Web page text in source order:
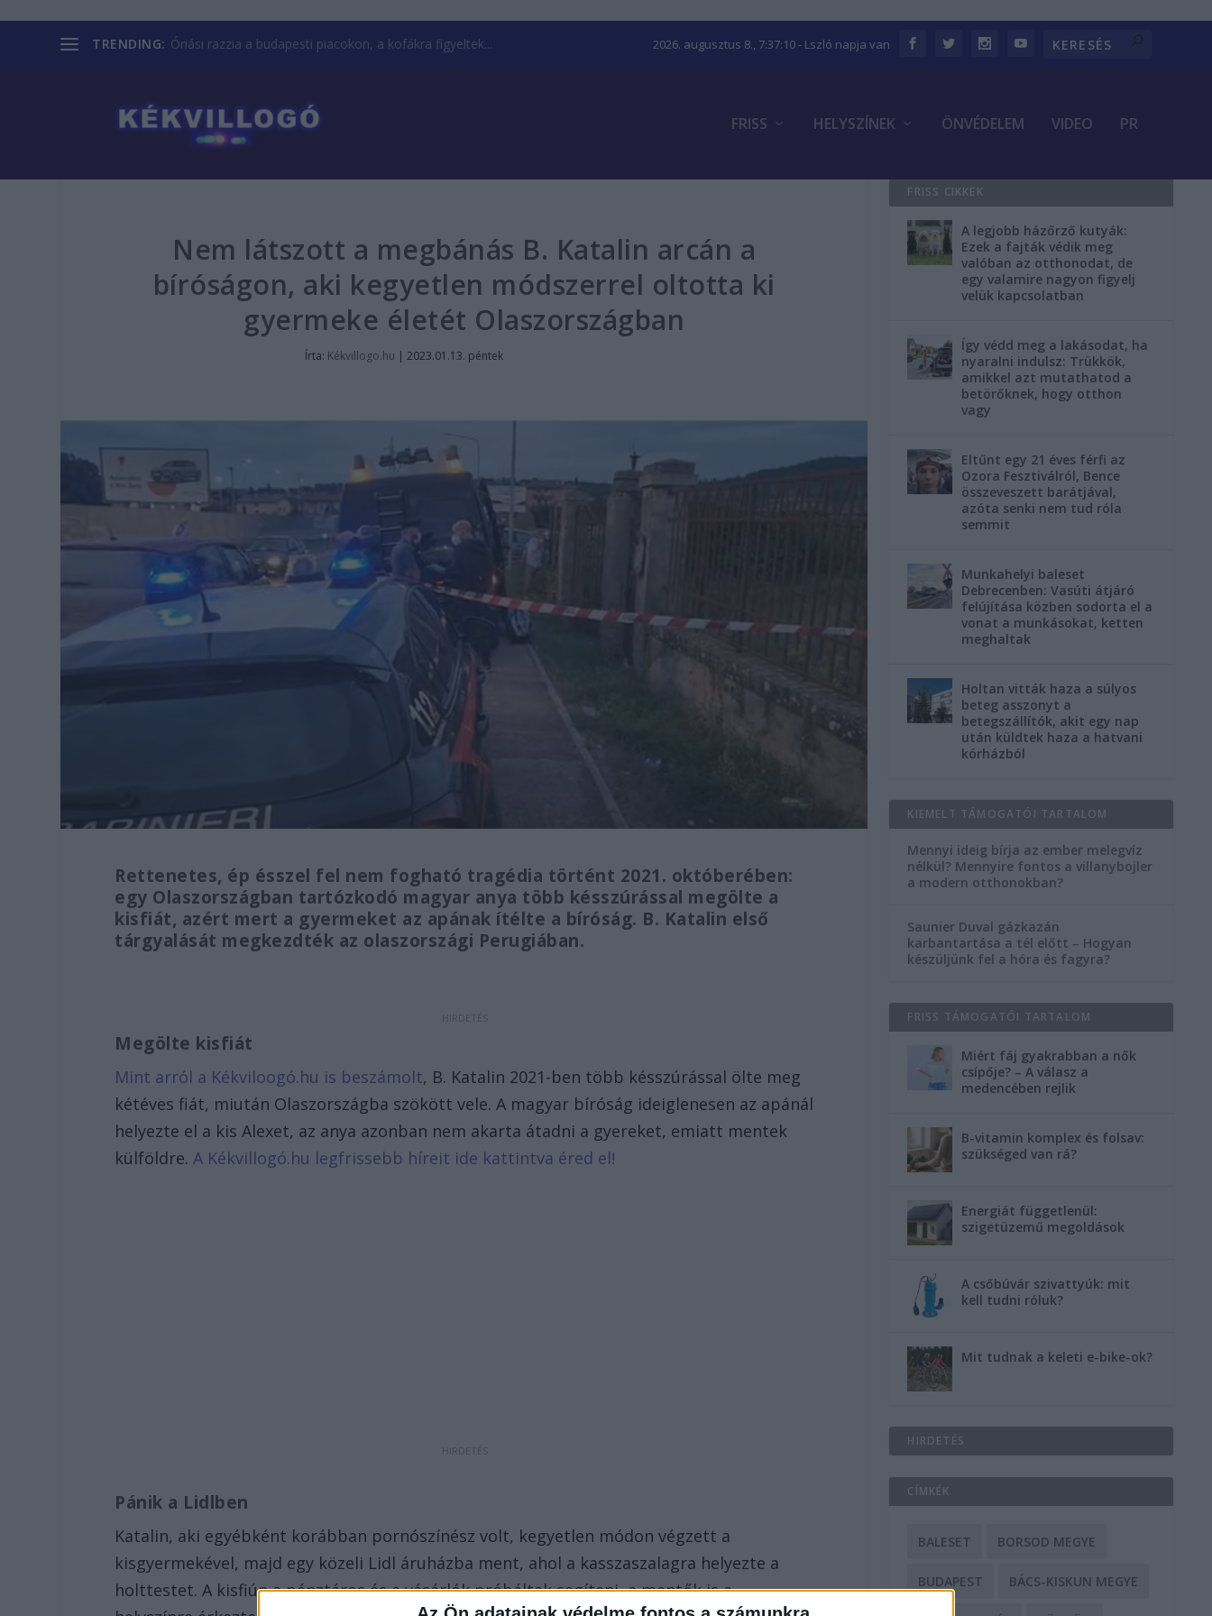
TRENDING: Óriási razzia a budapesti piacokon, a kofákra figyeltek... 2026. augusztus 8., 7:37:11- Lszló napja van
FRISS HELYSZÍNEK ÖNVÉDELEM VIDEO PR
Nem látszott a megbánás B. Katalin arcán a
bíróságon, aki kegyetlen módszerrel oltotta ki
gyermeke életét Olaszországban
Írta: Kékvillogo.hu |2023.01.13. péntek
Rettenetes, ép ésszel fel nem fogható tragédia történt 2021. októberében:
egy Olaszországban tartózkodó magyar anya több késszúrással megölte a
kisfiát, azért mert a gyermeket az apának ítélte a bíróság. B. Katalin első
tárgyalását megkezdték az olaszországi Perugiában.
Megölte kisfiát
Mint arról a Kékviloogó.hu is beszámolt, B. Katalin 2021-ben több késszúrással ölte meg
kétéves fiát, miután Olaszországba szökött vele. A magyar bíróság ideiglenesen az apánál
helyezte el a kis Alexet, az anya azonban nem akarta átadni a gyereket, emiatt mentek
külföldre.A Kékvillogó.hu legfrissebb híreit ide kattintva éred el!
Pánik a Lidlben
Katalin, aki egyébként korábban pornószínész volt, kegyetlen módon végzett a
kisgyermekével, majd egy közeli Lidl áruházba ment, ahol a kasszaszalagra helyezte a
holttestet. A kisfiún a pénztáros és a vásárlók próbáltak segíteni, a mentők is a
FRISS CIKKEK
A legjobb házőrző kutyák:
Ezek a fajták védik meg
valóban az otthonodat, de
egy valamire nagyon figyelj
velük kapcsolatban
Így védd meg a lakásodat, ha
nyaralni indulsz: Trükkök,
amikkel azt mutathatod a
betörőknek, hogy otthon
vagy
Eltűnt egy 21 éves férfi az
Ozora Fesztiválról, Bence
összeveszett barátjával,
azóta senki nem tud róla
semmit
Munkahelyi baleset
Debrecenben: Vasúti átjáró
felújítása közben sodorta el a
vonat a munkásokat, ketten
meghaltak
Holtan vitták haza a súlyos
beteg asszonyt a
betegszállítók, akit egy nap
után küldtek haza a hatvani
kórházból
KIEMELT TÁMOGATÓI TARTALOM
Mennyi ideig bírja az ember melegvíz
nélkül? Mennyire fontos a villanybojler
a modern otthonokban?
Saunier Duval gázkazán
karbantartása a tél előtt – Hogyan
készüljünk fel a hóra és fagyra?
FRISS TÁMOGATÓI TARTALOM
Miért fáj gyakrabban a nők
csípője? – A válasz a
medencében rejlik
B-vitamin komplex és folsav:
szükséged van rá?
Energiát függetlenül:
szigetüzemű megoldások
A csőbúvár szivattyúk: mit
kell tudni róluk?
Mit tudnak a keleti e-bike-ok?
HIRDETÉS
CÍMKÉK
BALESET BORSOD MEGYE
BUDAPEST BÁCS-KISKUN MEGYE